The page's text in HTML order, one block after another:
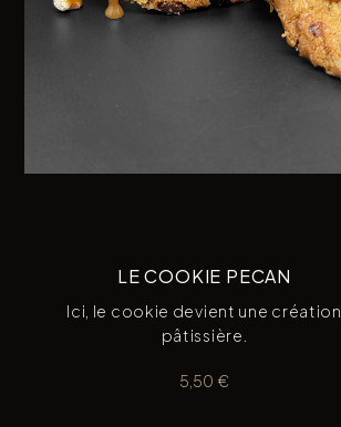
LE COOKIE PECAN
Ici, le cookie devient une création
pâtissière.
5,50 €